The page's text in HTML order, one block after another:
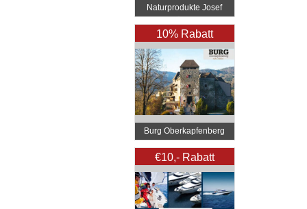
Naturprodukte Josef
Zöhrer
10% Rabatt
Burg Oberkapfenberg
€10,- Rabatt